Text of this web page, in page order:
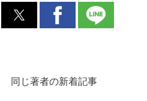
同じ著者の新着記事